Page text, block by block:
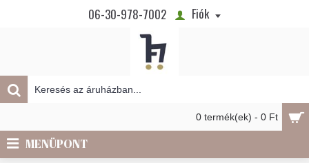
06-30-978-7002 Fiók
0 termék(ek) - 0 Ft
MENÜPONT